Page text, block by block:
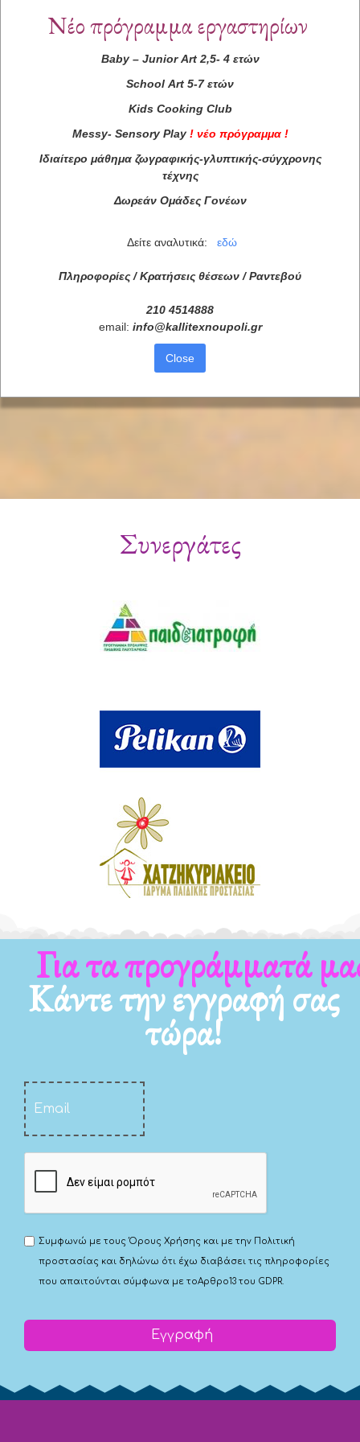
Συνεργάτες
Για τα προγράμματά μας
Κάντε την εγγραφή σας
τώρα!
Συμφωνώ με τουςΌρους Χρήσης και με την Πολιτική
προστασίας και δηλώνω ότι έχω διαβάσει τις πληροφορίες
που απαιτούνται σύμφωνα με τοΑρθρο13 του GDPR.
Εγγραφή
Νέο πρόγραμμα εργαστηρίων
Baby– Junior Art2,5- 4 ετών
School Art 5-7 ετών
Kids Cooking Club
Messy- Sensory Play ! νέο πρόγραμμα !
Ιδιαίτερο μάθημα ζωγραφικής-γλυπτικής-σύγχρονης
τέχνης
Δωρεάν Ομάδες Γονέων
Δείτε αναλυτικά: εδώ
Πληροφορίες / Κρατήσεις θέσεων / Ραντεβού
210 4514888
email: info@kallitexnoupoli.gr
Close